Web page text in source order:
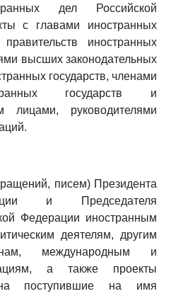
дел Российской
с главами иностранных
иностранных
высших законодательных
государств, членами
государств и
руководителями
писем) Президента
и Председателя
Федерации иностранным
деятелям, другим
международным и
а также проекты
поступившие на имя